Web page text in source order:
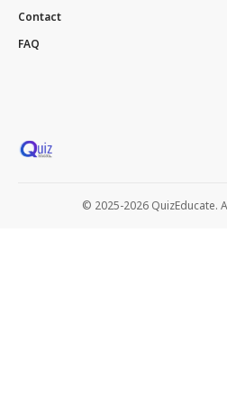
Contact
FAQ
© 2025-2026 QuizEducate.